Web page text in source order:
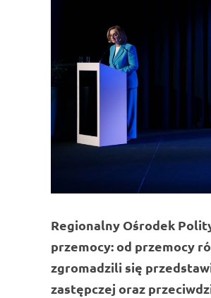
Regionalny Ośrodek
przemocy: od przemocy
zgromadzili się
zastępczej oraz